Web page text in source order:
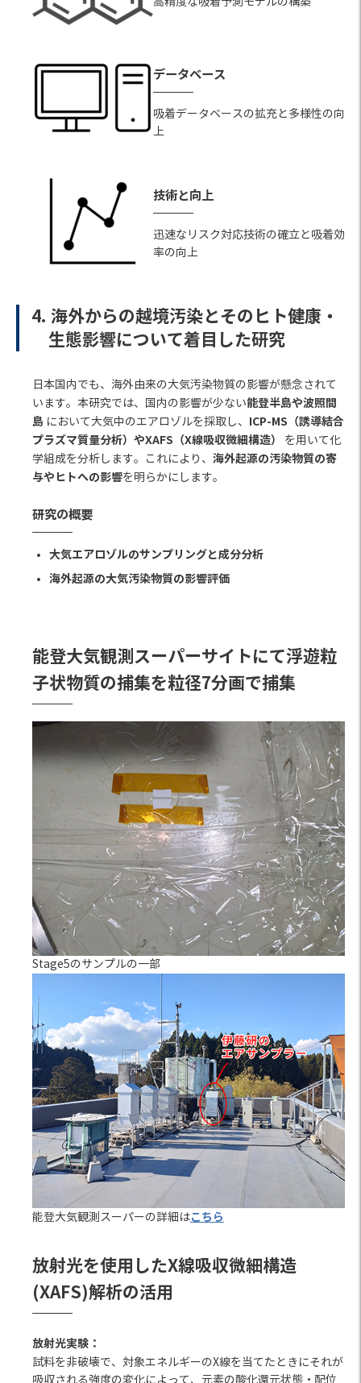
データベース
吸着データベースの拡充と多様性の向
上
技術と向上
迅速なリスク対応技術の確立と吸着効
率の向上
4. 海外からの越境汚染とそのヒト健康・
生態影響について着目した研究
日本国内でも、海外由来の大気汚染物質の影響が懸念されて
います。本研究では、国内の影響が少ない能登半島や波照間
島 において大気中のエアロゾルを採取し、 ICP-MS（誘導結合
プラズマ質量分析）やXAFS（X線吸収微細構造）
を用いて化
学組成を分析します。これにより、 海外起源の汚染物質の寄
与やヒトへの影響を明らかにします。
研究の概要
大気エアロゾルのサンプリングと成分分析
海外起源の大気汚染物質の影響評価
能登大気観測スーパーサイトにて浮遊粒
子状物質の捕集を粒径7分画で捕集
Stage5のサンプルの一部
能登大気観測スーパーの詳細はこちら
放射光を使用したX線吸収微細構造
(XAFS)解析の活用
放射光実験：
試料を非破壊で、対象エネルギーのX線を当てたときにそれが
吸収される強度の変化によって、元素の酸化還元状態・配位